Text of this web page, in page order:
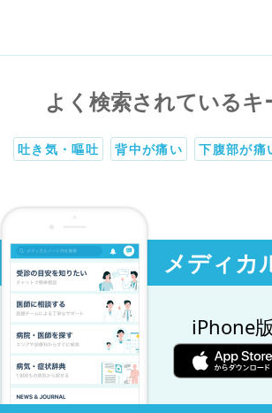
よく検索されているキ
吐き気・嘔吐 背中が痛い 下腹部が痛
メディカ
iPhone